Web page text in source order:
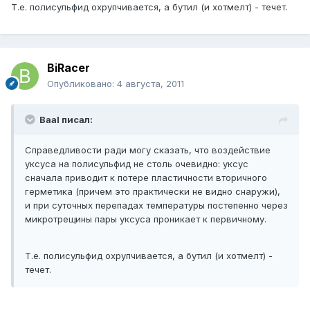
Т.е. полисульфид охрупчивается, а бутил (и хотмелт) - течет.
BiRacer
Опубликовано: 4 августа, 2011
Baal писал:
Справедливости ради могу сказать, что воздействие
уксуса на полисульфид не столь очевидно: уксус
сначала приводит к потере пластичности вторичного
герметика (причем это практически не видно снаружи),
и при суточных перепадах температуры постепенно через
микротрещины пары уксуса проникает к первичному.
Т.е. полисульфид охрупчивается, а бутил (и хотмелт) -
течет.